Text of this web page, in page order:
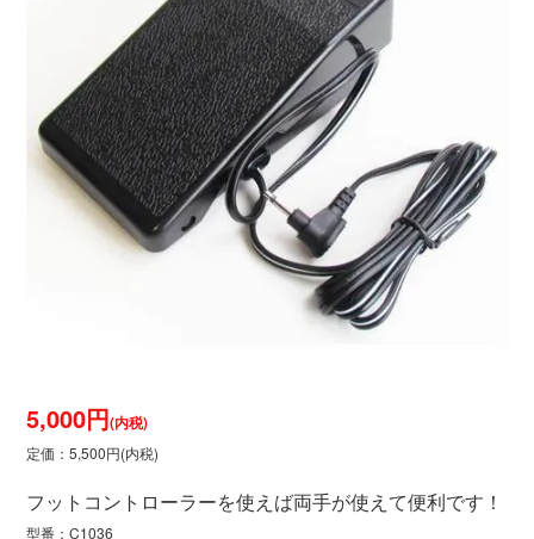
5,000円(内税)
定価：5,500円(内税)
フットコントローラーを使えば両手が使えて便利です！
型番：C1036